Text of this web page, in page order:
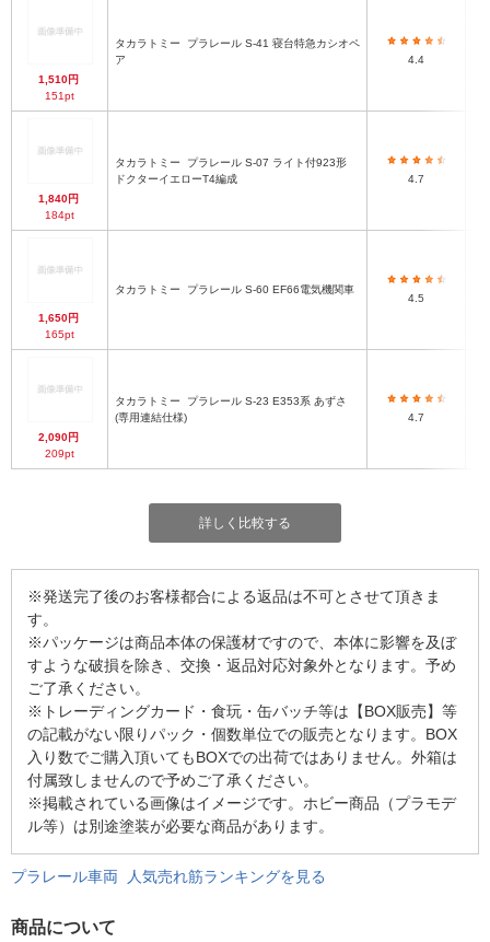
1,510円
151pt
タカラトミー
ア
4.4
1,840円
184pt
タカラトミー
ドクターイエローT4編成
4.7
1,650円
165pt
タカラトミー プラレール S-60 EF66電気機関車
4.5
2,090円
209pt
タカラトミー
(専用連結仕様)
4.7
詳しく比較する
※発送完了後のお客様都合による返品は不可とさせて頂きま
す。
※パッケージは商品本体の保護材ですので、本体に影響を及ぼ
すような破損を除き、交換・返品対応対象外となります。予め
ご了承ください。
※トレーディングカード・食玩・缶バッチ等は【BOX販売】等
の記載がない限りパック・個数単位での販売となります。BOX
入り数でご購入頂いてもBOXでの出荷ではありません。外箱は
付属致しませんので予めご了承ください。
※掲載されている画像はイメージです。ホビー商品（プラモデ
ル等）は別途塗装が必要な商品があります。
プラレール車両 人気売れ筋ランキングを見る
商品について